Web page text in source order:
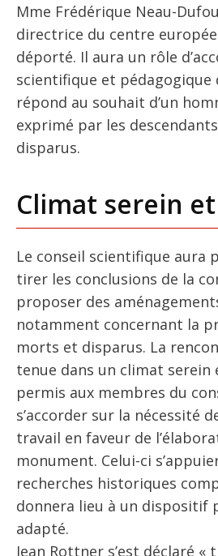
Mme Frédérique Neau-
directrice du centre
déporté. Il aura un rôle
scientifique et pédagogique
répond au souhait d’un
exprimé par les
disparus.
Climat serein
Le conseil scientifique aura
tirer les conclusions de la
proposer des
notamment concernant la
morts et disparus. La
tenue dans un climat
permis aux membres du
s’accorder sur la nécessité
travail en faveur de
monument. Celui-ci
recherches historiques
donnera lieu à un dispositif
adapté.
Jean Rottner s’est déclaré «